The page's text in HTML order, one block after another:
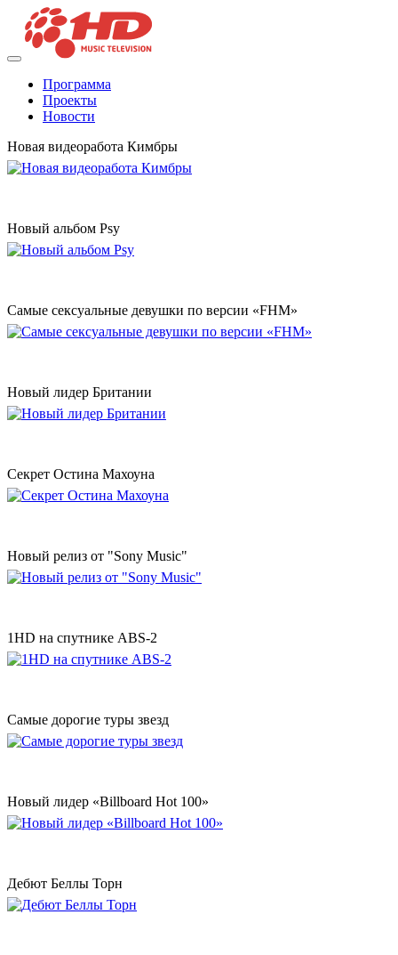
Программа
Проекты
Новости
Новая видеоработа Кимбры
Новый альбом Psy
Самые сексуальные девушки по версии «FHM»
Новый лидер Британии
Секрет Остина Махоуна
Новый релиз от "Sony Music"
1HD на спутнике ABS-2
Самые дорогие туры звезд
Новый лидер «Billboard Hot 100»
Дебют Беллы Торн